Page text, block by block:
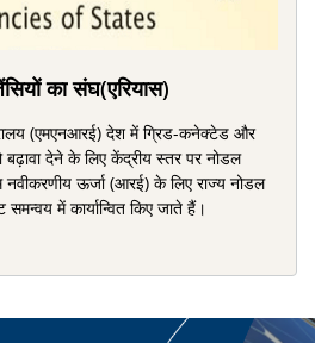
का संघ(एरियास)
(एमएनआरई) देश में ग्रिड-कनेक्टेड और
देने के लिए केंद्रीय स्तर पर नोडल
ऊर्जा (आरई) के लिए राज्य नोडल
में कार्यान्वित किए जाते हैं।